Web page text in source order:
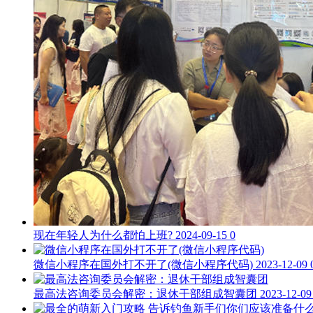
现在年轻人为什么都怕上班? 2024-09-15 0
微信小程序在国外打不开了(微信小程序代码) 2023-12-09
最高法咨询委员会解密：退休干部组成智囊团 2023-12-09